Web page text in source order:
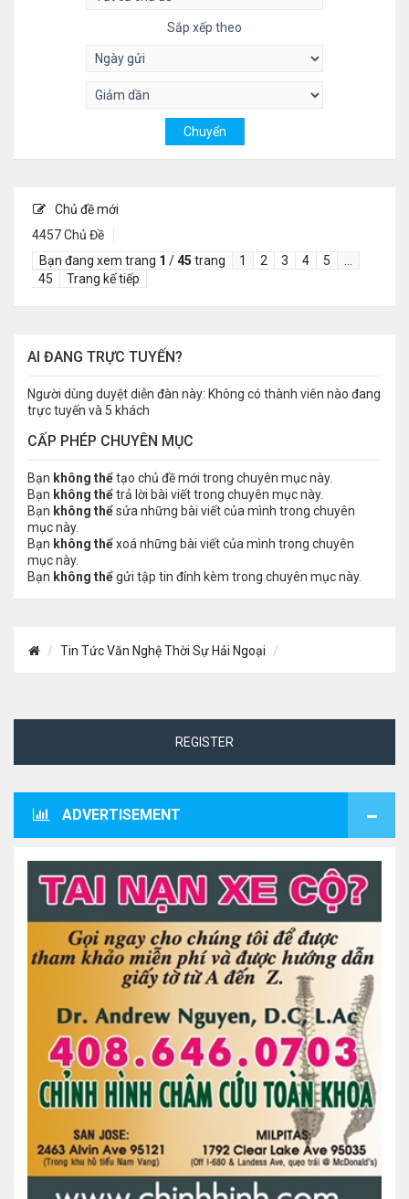
Sắp xếp theo
Chủ đề mới
4457 Chủ Đề
Bạn đang xem trang 1 /45 trang 1 2 3 4 5
45
Trang kế tiếp
AI ĐANG TRỰC TUYẾN?
Người dùng duyệt diễn đàn này: Không có thành viên nào đang
trực tuyến và 5 khách
CẤP PHÉP CHUYÊN MỤC
Bạn không thểtạo chủ đề mới trong chuyên mục này.
Bạn không thểtrả lời bài viết trong chuyên mục này.
Bạn không thểsửa những bài viết của mình trong chuyên
mục này.
Bạn không thểxoá những bài viết của mình trong chuyên
mục này.
Bạn không thểgửi tập tin đính kèm trong chuyên mục này.
Tin Tức Văn Nghệ Thời Sự Hải Ngoại
REGISTER
ADVERTISEMENT